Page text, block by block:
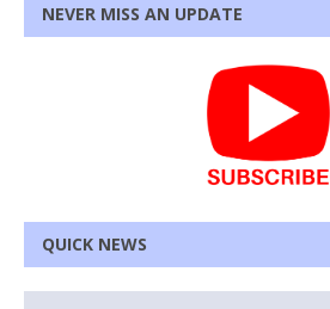
NEVER MISS AN UPDATE
QUICK NEWS